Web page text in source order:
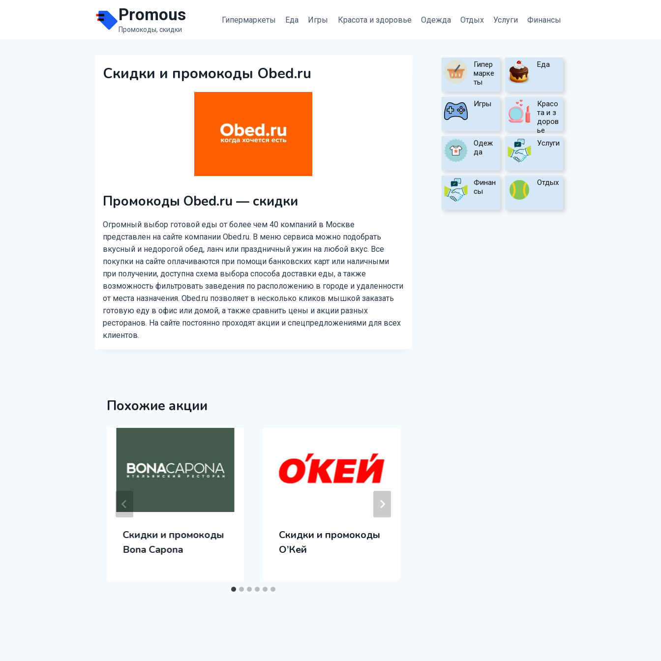
Promous
Промокоды, скидки
Гипермаркеты Еда Игры Красота и здоровье Одежда Отдых Услуги Финансы
Скидки и промокоды Obed.ru
Промокоды Obed.ru — скидки
Огромный выбор готовой еды от более чем 40 компаний в Москве
представлен на сайте компании Obed.ru. В меню сервиса можно подобрать
вкусный и недорогой обед, ланч или праздничный ужин на любой вкус. Все
покупки на сайте оплачиваются при помощи банковских карт или наличными
при получении, доступна схема выбора способа доставки еды, а также
возможность фильтровать заведения по расположению в городе и удаленности
от места назначения. Obed.ru позволяет в несколько кликов мышкой заказать
готовую еду в офис или домой, а также сравнить цены и акции разных
ресторанов. На сайте постоянно проходят акции и спецпредложениями для всех
клиентов.
Похожие акции
Скидки и промокоды
Bona Capona
Скидки и промокоды
О’Кей
Гипер
марке
ты
Еда
Игры
Красо
та и з
доров
ье
Одеж
да
Услуги
Финан
сы
Отдых